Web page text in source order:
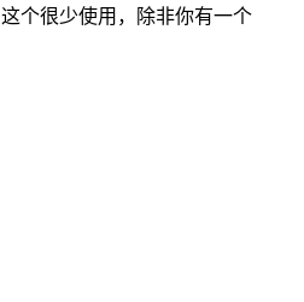
这个很少使用，除非你有一个